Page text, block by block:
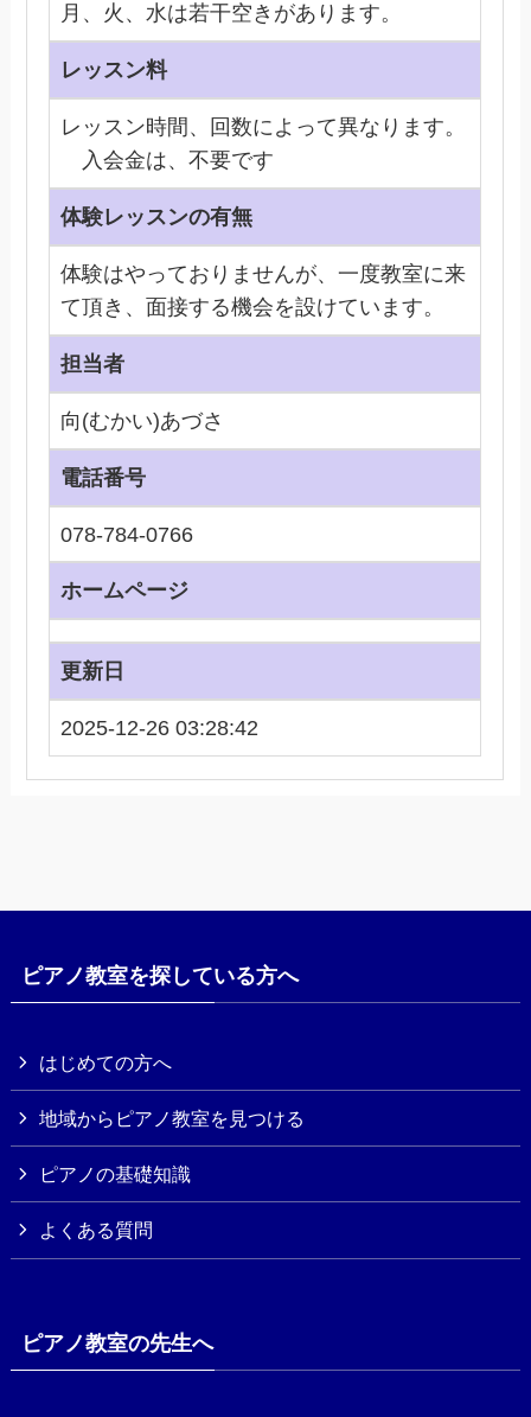
月、火、水は若干空きがあります。
レッスン料
レッスン時間、回数によって異なります。
入会金は、不要です
体験レッスンの有無
体験はやっておりませんが、一度教室に来
て頂き、面接する機会を設けています。
担当者
向(むかい)あづさ
電話番号
078-784-0766
ホームページ
更新日
2025-12-26 03:28:42
ピアノ教室を探している方へ
はじめての方へ
地域からピアノ教室を見つける
ピアノの基礎知識
よくある質問
ピアノ教室の先生へ